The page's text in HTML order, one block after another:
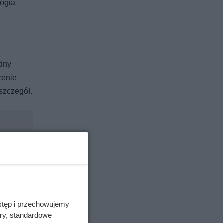
i przechowujemy
standardowe